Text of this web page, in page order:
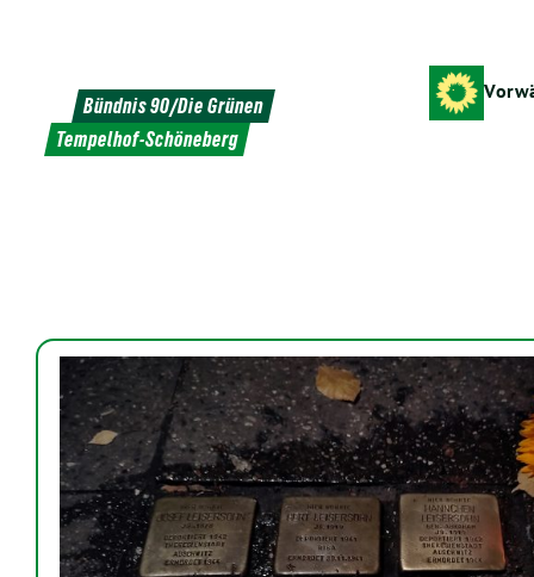
Bündnis 90/Die Grünen
Tempelhof-Schöneberg